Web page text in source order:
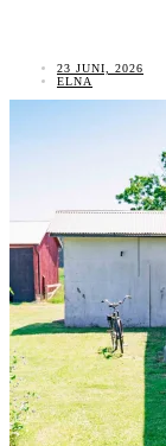
23 JUNI, 2026
ELNA